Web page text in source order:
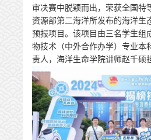
审决赛中脱颖而出，荣获全国特
资源部第二海洋所发布的海洋生
预报项目。该项目由三名学生组
物技术（中外合作办学）专业本
责人，海洋生命学院讲师赵千硕